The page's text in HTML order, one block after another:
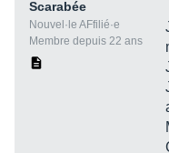
Scarabée
Nouvel·le AFfilié·e
Membre depuis 22 ans